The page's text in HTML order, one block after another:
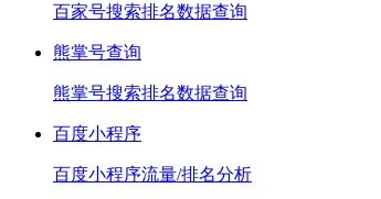
百家号搜索排名数据查询
熊掌号查询
熊掌号搜索排名数据查询
百度小程序
百度小程序流量/排名分析